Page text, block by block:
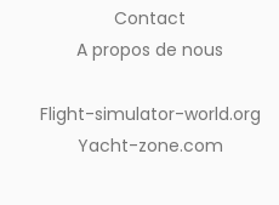
Contact
A propos de nous
Flight-simulator-world.org
Yacht-zone.com